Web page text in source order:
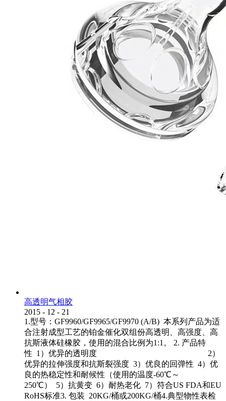
高透明气相胶
2015 - 12 - 21
1.型号：GF9960/GF9965/GF9970 (A/B) 本系列产品为适
合注射成型工艺的铂金催化双组份高透明、高强度、高
抗斯液体硅橡胶，使用的混合比例为1:1。 2. 产品特
性 1）优异的透明度 2）
优异的拉伸强度和抗斯裂强度 3）优良的回弹性 4）优
良的热稳定性和耐候性（使用的温度-60℃～
250℃） 5）抗黄变 6）耐热老化 7）符合US FDA和EU
RoHS标准3. 包装 20KG/桶或200KG/桶4.典型物性表检